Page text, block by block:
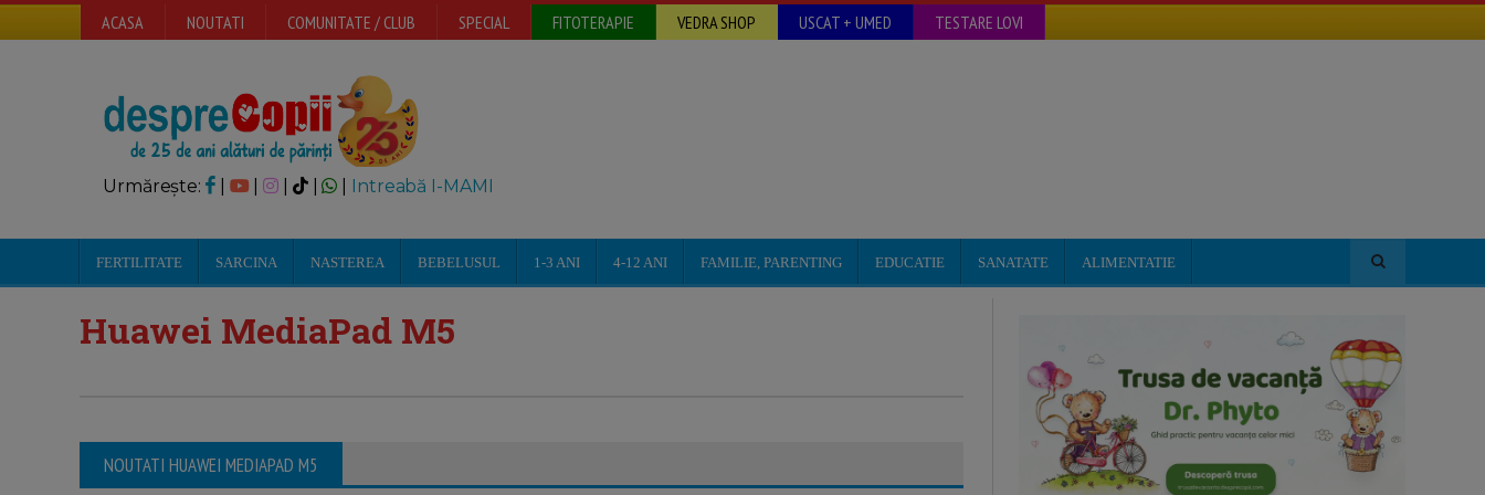
ACASA NOUTATI COMUNITATE / CLUB SPECIAL FITOTERAPIE VEDRA SHOP USCAT + UMED TESTARE LOVI
Urmărește: | | Intreabă I-MAMI
FERTILITATE SARCINA NASTEREA BEBELUSUL 1-3 ANI 4-12 ANI FAMILIE, PARENTING EDUCATIE SANATATE ALIMENTATIE
Huawei MediaPad M5
NOUTATI HUAWEI MEDIAPAD M5